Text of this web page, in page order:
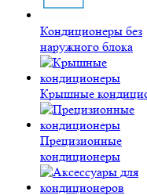
Кондиционеры без
наружного блока
Крышные
Прецизионные
кондиционеры